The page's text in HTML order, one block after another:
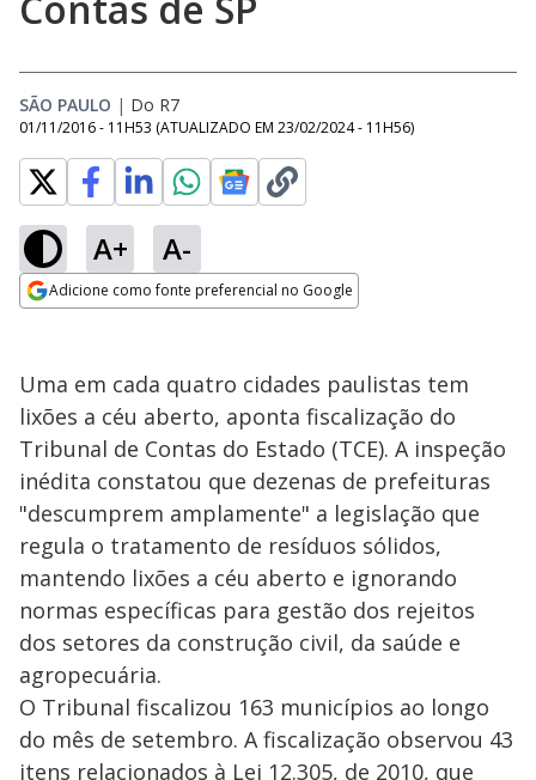
SÃO PAULO | Do R7
01/11/2016 - 11H53 (ATUALIZADO EM 23/02/2024 - 11H56)
A+ A-
Adicione como fonte preferencial no Google
Uma em cada quatro cidades paulistas tem
lixões a céu aberto, aponta fiscalização do
Tribunal de Contas do Estado (TCE). A inspeção
inédita constatou que dezenas de prefeituras
"descumprem amplamente" a legislação que
regula o tratamento de resíduos sólidos,
mantendo lixões a céu aberto e ignorando
normas específicas para gestão dos rejeitos
dos setores da construção civil, da saúde e
agropecuária.
O Tribunal fiscalizou 163 municípios ao longo
do mês de setembro. A fiscalização observou 43
itens relacionados à Lei 12.305, de 2010, que